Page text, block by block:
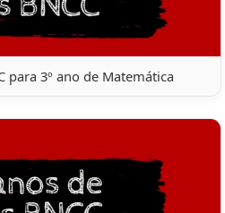
para 3º ano de Matemática